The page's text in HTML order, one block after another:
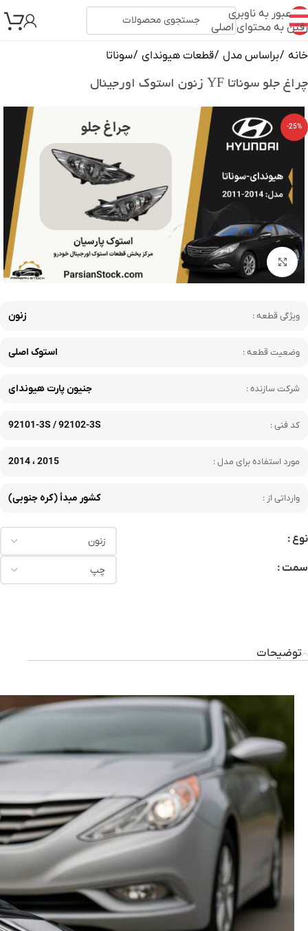
عبور به ناوبری
رفتن به محتوای اصلی
خانه /براساس مدل /قطعات هیوندای /سوناتا
چراغ جلو سوناتا YF زنون استوک اورجینال
-25%
بزرگنمایی تصویر
ویژگی قطعه : زنون
وضعیت قطعه : استوک اصلی
شرکت سازنده : جنیون پارت هیوندای
کد فنی : 92101-3S / 92102-3S
مورد استفاده برای مدل : 2014 ، 2015
وارداتی از : کشور مبدأ (کره جنوبی)
نوع
سمت
توضیحات